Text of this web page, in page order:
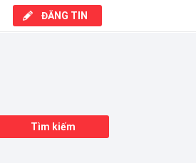
Tìm kiếm
ĐĂNG TIN